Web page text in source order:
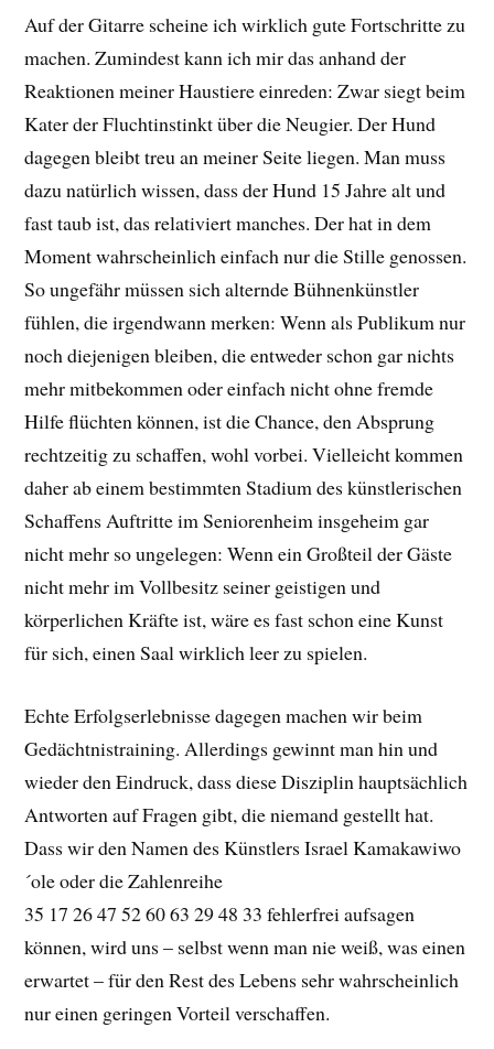
Auf der Gitarre scheine ich wirklich gute Fortschritte zu
machen. Zumindest kann ich mir das anhand der
Reaktionen meiner Haustiere einreden: Zwar siegt beim
Kater der Fluchtinstinkt über die Neugier. Der Hund
dagegen bleibt treu an meiner Seite liegen. Man muss
dazu natürlich wissen, dass der Hund 15 Jahre alt und
fast taub ist, das relativiert manches. Der hat in dem
Moment wahrscheinlich einfach nur die Stille genossen.
So ungefähr müssen sich alternde Bühnenkünstler
fühlen, die irgendwann merken: Wenn als Publikum nur
noch diejenigen bleiben, die entweder schon gar nichts
mehr mitbekommen oder einfach nicht ohne fremde
Hilfe flüchten können, ist die Chance, den Absprung
rechtzeitig zu schaffen, wohl vorbei. Vielleicht kommen
daher ab einem bestimmten Stadium des künstlerischen
Schaffens Auftritte im Seniorenheim insgeheim gar
nicht mehr so ungelegen: Wenn ein Großteil der Gäste
nicht mehr im Vollbesitz seiner geistigen und
körperlichen Kräfte ist, wäre es fast schon eine Kunst
für sich, einen Saal wirklich leer zu spielen.
Echte Erfolgserlebnisse dagegen machen wir beim
Gedächtnistraining. Allerdings gewinnt man hin und
wieder den Eindruck, dass diese Disziplin hauptsächlich
Antworten auf Fragen gibt, die niemand gestellt hat.
Dass wir den Namen des Künstlers Israel Kamakawiwo
´ole oder die Zahlenreihe
35 17 26 47 52 60 63 29 48 33 fehlerfrei aufsagen
können, wird uns – selbst wenn man nie weiß, was einen
erwartet – für den Rest des Lebens sehr wahrscheinlich
nur einen geringen Vorteil verschaffen.